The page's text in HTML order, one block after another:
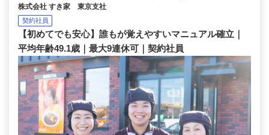
株式会社 すき家 東京支社
契約社員
【初めてでも安心】誰もが覚えやすいマニュアル確立｜
平均年齢49.1歳｜最大9連休可｜契約社員